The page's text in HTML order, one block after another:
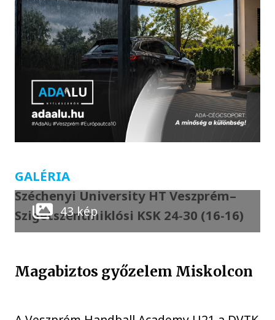
GALÉRIA
Széchenyi University HT Veszprém–
Szigetszentmiklósi KSK 24-30 (16-16)
43 kép
Magabiztos győzelem Miskolcon